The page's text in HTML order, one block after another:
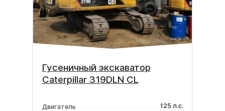
Гусеничный экскаватор
Caterpillar 319DLN CL
Двигатель
125 л.с.